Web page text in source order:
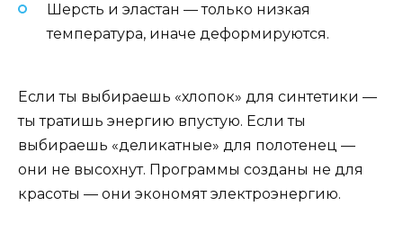
Шерсть и эластан — только низкая
температура, иначе деформируются.
Если ты выбираешь «хлопок» для синтетики —
ты тратишь энергию впустую. Если ты
выбираешь «деликатные» для полотенец —
они не высохнут. Программы созданы не для
красоты — они экономят электроэнергию.